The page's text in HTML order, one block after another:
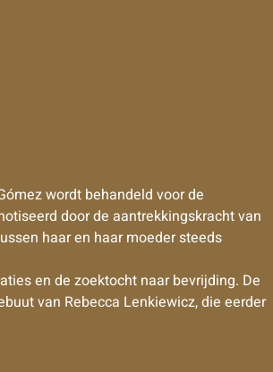
wordt behandeld voor de
door de aantrekkingskracht van
haar en haar moeder steeds
en de zoektocht naar bevrijding. De
van Rebecca Lenkiewicz, die eerder